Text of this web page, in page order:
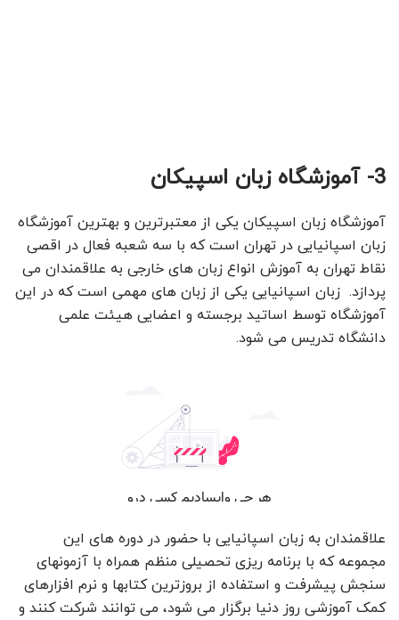
3- آموزشگاه زبان اسپیکان
آموزشگاه زبان اسپیکان یکی از معتبرترین و بهترین آموزشگاه
زبان اسپانیایی در تهران است که با سه شعبه فعال در اقصی
نقاط تهران به آموزش انواع زبان های خارجی به علاقمندان می
پردازد. زبان اسپانیایی یکی از زبان های مهمی است که در این
آموزشگاه توسط اساتید برجسته و اعضایی هیئت علمی
دانشگاه تدریس می شود.
علاقمندان به زبان اسپانیایی با حضور در دوره های این
مجموعه که با برنامه ریزی تحصیلی منظم همراه با آزمونهای
سنجش پیشرفت و استفاده از بروزترین کتابها و نرم افزارهای
کمک آموزشی روز دنیا برگزار می شود، می توانند شرکت کنند و